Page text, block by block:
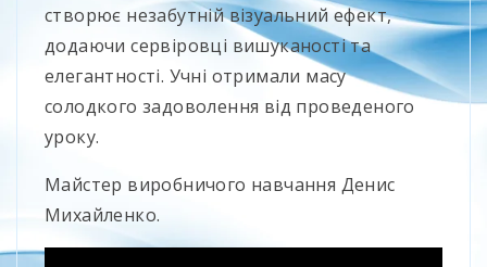
створює незабутній візуальний ефект,
додаючи сервіровці вишуканості та
елегантності. Учні отримали масу
солодкого задоволення від проведеного
уроку.
Майстер виробничого навчання Денис
Михайленко.